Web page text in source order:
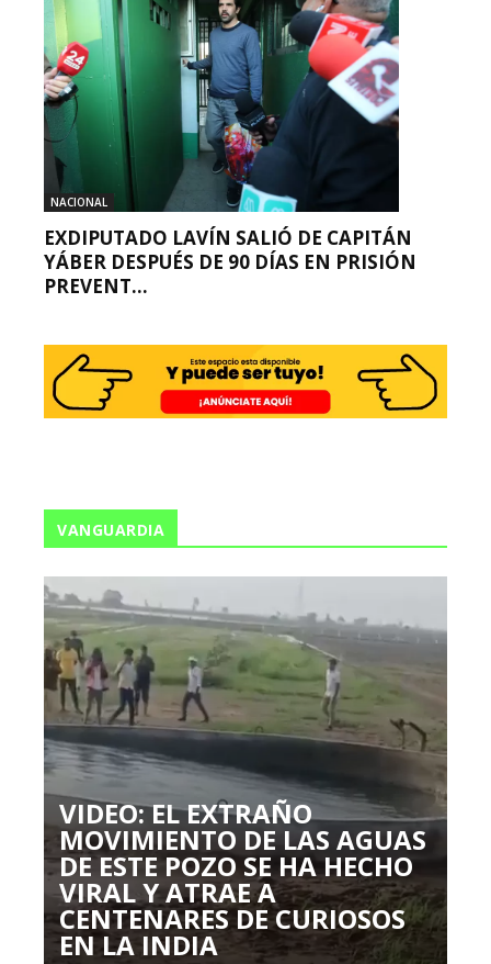
NACIONAL
EXDIPUTADO LAVÍN SALIÓ DE CAPITÁN
YÁBER DESPUÉS DE 90 DÍAS EN PRISIÓN
PREVENT...
VANGUARDIA
VIDEO: EL EXTRAÑO
MOVIMIENTO DE LAS AGUAS
DE ESTE POZO SE HA HECHO
VIRAL Y ATRAE A
CENTENARES DE CURIOSOS
EN LA INDIA